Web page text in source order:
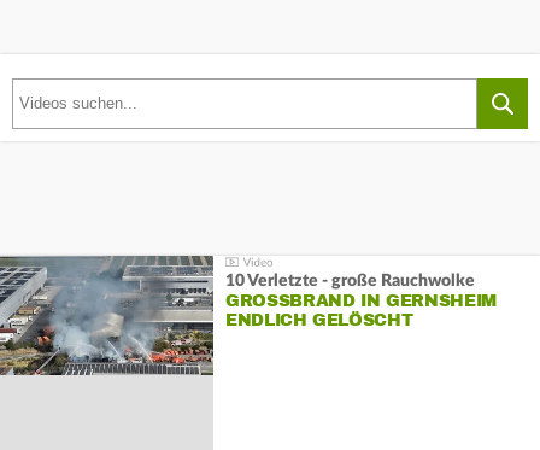
10 Verletzte - große Rauchwolke
GROSSBRAND IN GERNSHEIM E
NDLICH GELÖSCHT